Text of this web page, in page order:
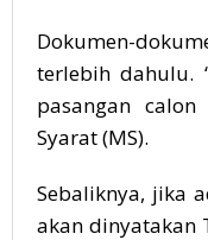
Dokumen-
terlebih dahulu.
pasangan
Syarat (MS).
Sebaliknya, jika
akan dinyatakan